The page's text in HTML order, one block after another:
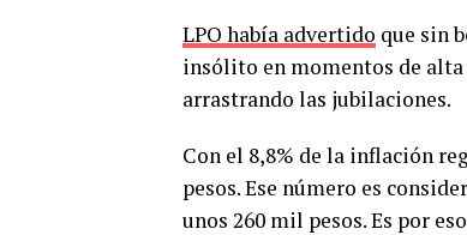
LPO había advertido que sin
insólito en momentos de
arrastrando las jubilaciones.
Con el 8,8% de la inflación
pesos. Ese número es
unos 260 mil pesos. Es por